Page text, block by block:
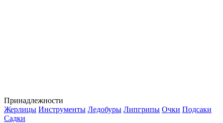
Принадлежности
Жерлицы Инструменты Ледобуры Липгрипы Очки Подсаки
Садки